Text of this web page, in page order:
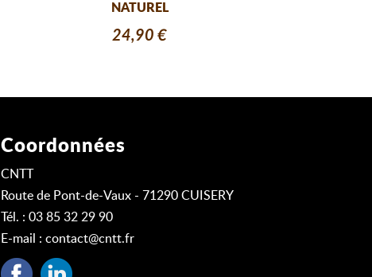
NATUREL
24,90 €
Coordonnées
CNTT
Route de Pont-de-Vaux - 71290 CUISERY
Tél. : 03 85 32 29 90
E-mail : contact@cntt.fr